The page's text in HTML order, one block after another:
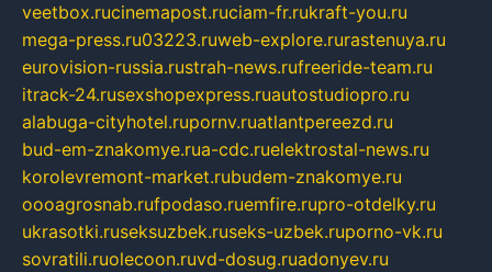
veetbox.rucinemapost.ruciam-fr.rukraft-you.ru
mega-press.ru03223.ruweb-explore.rurastenuya.ru
eurovision-russia.rustrah-news.rufreeride-team.ru
itrack-24.rusexshopexpress.ruautostudiopro.ru
alabuga-cityhotel.rupornv.ruatlantpereezd.ru
bud-em-znakomye.rua-cdc.ruelektrostal-news.ru
korolevremont-market.rubudem-znakomye.ru
oooagrosnab.rufpodaso.ruemfire.rupro-otdelky.ru
ukrasotki.ruseksuzbek.ruseks-uzbek.ruporno-vk.ru
sovratili.ruolecoon.ruvd-dosug.ruadonyev.ru